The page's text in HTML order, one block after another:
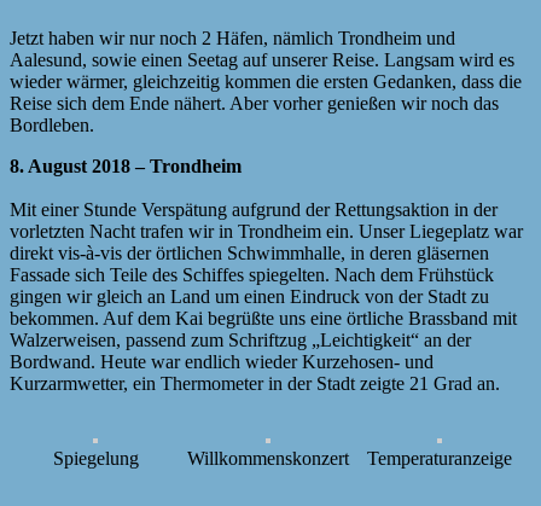
Jetzt haben wir nur noch 2 Häfen, nämlich Trondheim und
Aalesund, sowie einen Seetag auf unserer Reise. Langsam wird es
wieder wärmer, gleichzeitig kommen die ersten Gedanken, dass die
Reise sich dem Ende nähert. Aber vorher genießen wir noch das
Bordleben.
8. August 2018 – Trondheim
Mit einer Stunde Verspätung aufgrund der Rettungsaktion in der
vorletzten Nacht trafen wir in Trondheim ein. Unser Liegeplatz war
direkt vis-à-vis der örtlichen Schwimmhalle, in deren gläsernen
Fassade sich Teile des Schiffes spiegelten. Nach dem Frühstück
gingen wir gleich an Land um einen Eindruck von der Stadt zu
bekommen. Auf dem Kai begrüßte uns eine örtliche Brassband mit
Walzerweisen, passend zum Schriftzug „Leichtigkeit“ an der
Bordwand. Heute war endlich wieder Kurzehosen- und
Kurzarmwetter, ein Thermometer in der Stadt zeigte 21 Grad an.
Spiegelung Willkommenskonzert Temperaturanzeige